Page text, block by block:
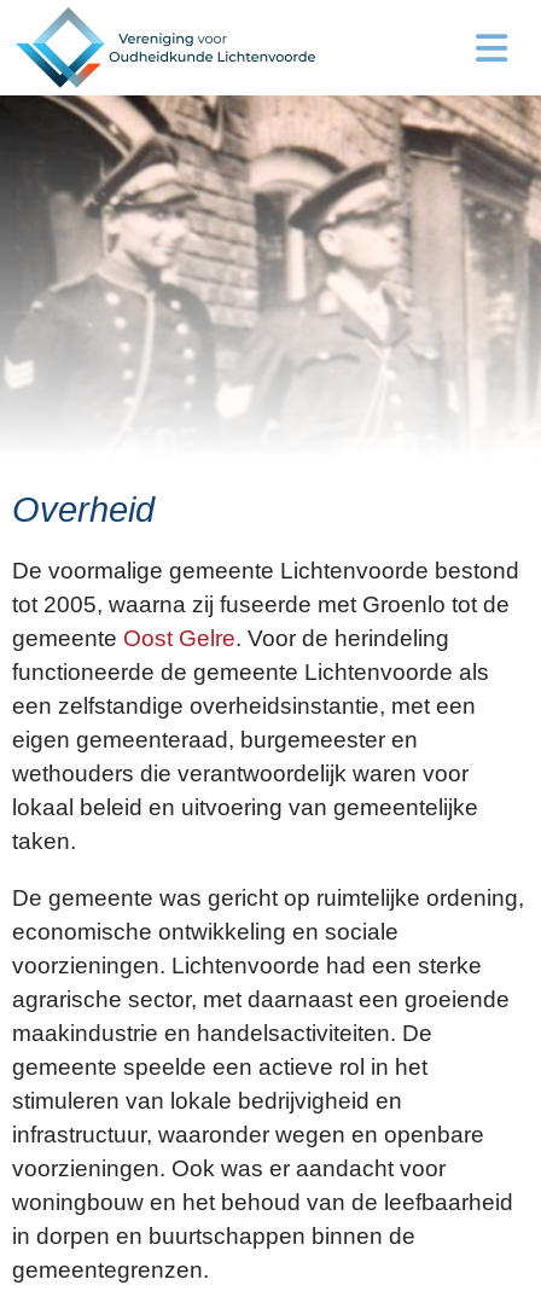
Overheid
De voormalige gemeente Lichtenvoorde bestond
tot 2005, waarna zij fuseerde met Groenlo tot de
gemeente Oost Gelre. Voor de herindeling
functioneerde de gemeente Lichtenvoorde als
een zelfstandige overheidsinstantie, met een
eigen gemeenteraad, burgemeester en
wethouders die verantwoordelijk waren voor
lokaal beleid en uitvoering van gemeentelijke
taken.
De gemeente was gericht op ruimtelijke ordening,
economische ontwikkeling en sociale
voorzieningen. Lichtenvoorde had een sterke
agrarische sector, met daarnaast een groeiende
maakindustrie en handelsactiviteiten. De
gemeente speelde een actieve rol in het
stimuleren van lokale bedrijvigheid en
infrastructuur, waaronder wegen en openbare
voorzieningen. Ook was er aandacht voor
woningbouw en het behoud van de leefbaarheid
in dorpen en buurtschappen binnen de
gemeentegrenzen.